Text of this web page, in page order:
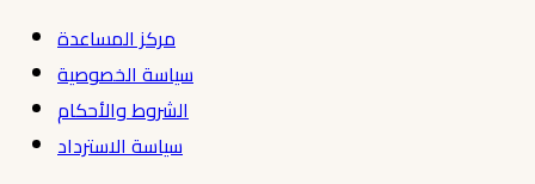
مركز المساعدة
سياسة الخصوصية
الشروط والأحكام
سياسة الاسترداد